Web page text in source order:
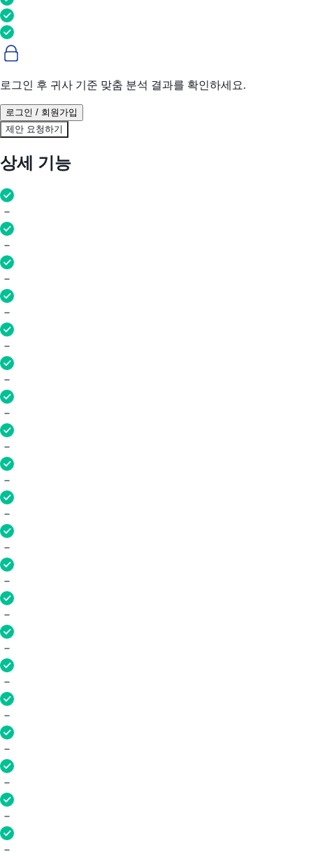
로그인 후 귀사 기준 맞춤 분석 결과를 확인하세요.
로그인 / 회원가입
제안 요청하기
상세 기능